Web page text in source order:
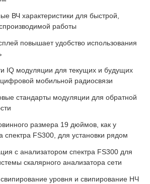
ВЧ характеристики для быстрой,
работы
повышает удобство использования
IQ модуляции для текущих и будущих
мобильной радиосвязи
стандарты модуляции для обратной
размера 19 дюймов, как у
спектра FS300, для установки рядом
с анализатором спектра FS300 для
скалярного анализатора сети
свипирование уровня и свипирование НЧ